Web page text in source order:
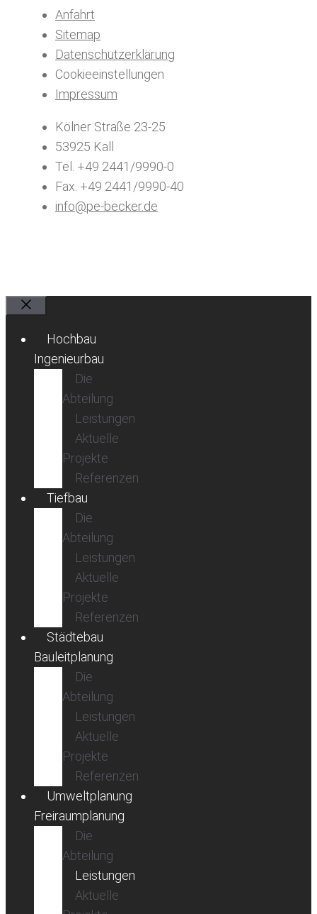
Anfahrt
Sitemap
Datenschutzerklärung
Cookieeinstellungen
Impressum
Kölner Straße 23-25
53925 Kall
Tel. +49 2441/9990-0
Fax. +49 2441/9990-40
info@pe-becker.de
Hochbau
Ingenieurbau
Die
Abteilung
Leistungen
Aktuelle
Projekte
Referenzen
Tiefbau
Die
Abteilung
Leistungen
Aktuelle
Projekte
Referenzen
Städtebau
Bauleitplanung
Die
Abteilung
Leistungen
Aktuelle
Projekte
Referenzen
Umweltplanung
Freiraumplanung
Die
Abteilung
Leistungen
Aktuelle